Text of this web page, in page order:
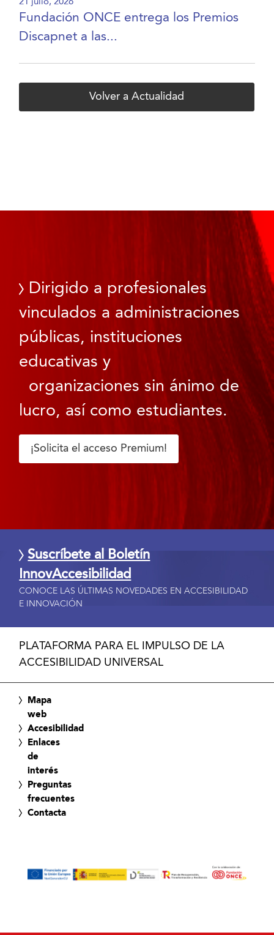
Fundación ONCE entrega los Premios
Discapnet a las...
Volver a Actualidad
Dirigido a profesionales
vinculados a administraciones
públicas, instituciones
educativas y
organizaciones sin ánimo de
lucro, así como estudiantes.
¡Solicita el acceso Premium!
Suscríbete al Boletín
InnovAccesibilidad
CONOCE LAS ÚLTIMAS NOVEDADES EN ACCESIBILIDAD
E INNOVACIÓN
PLATAFORMA PARA EL IMPULSO DE LA
ACCESIBILIDAD UNIVERSAL
Mapa
web
Accesibilidad
Enlaces
de
interés
Preguntas
frecuentes
Contacta